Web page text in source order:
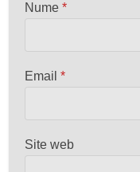
Nume*
Email*
Site web